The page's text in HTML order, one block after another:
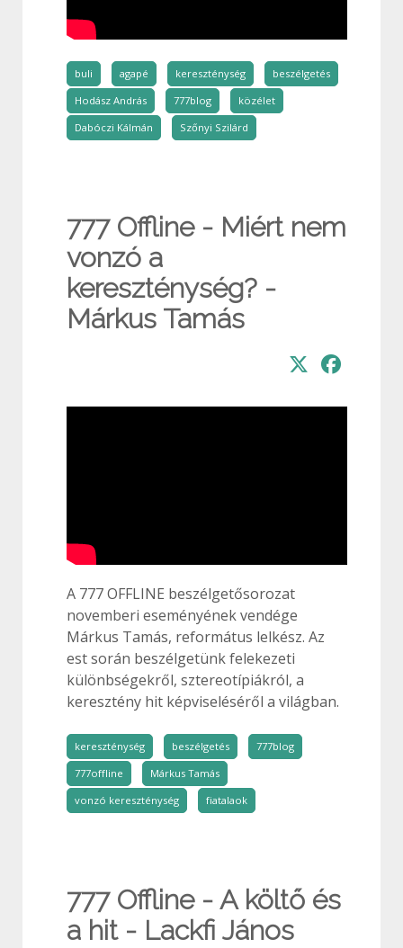
buli agapé kereszténység
beszélgetés
Hodász András
777blog
közélet
Dabóczi Kálmán
Szőnyi Szilárd
777 Offline - Miért nem
vonzó a
kereszténység? -
Márkus Tamás
A 777 OFFLINE beszélgetősorozat
novemberi eseményének vendége
Márkus Tamás, református lelkész. Az
est során beszélgetünk felekezeti
különbségekről, sztereotípiákról, a
keresztény hit képviseléséről a világban.
kereszténység beszélgetés
777blog
777offline
Márkus Tamás
vonzó kereszténység
fiatalaok
777 Offline - A költő és
a hit - Lackfi János